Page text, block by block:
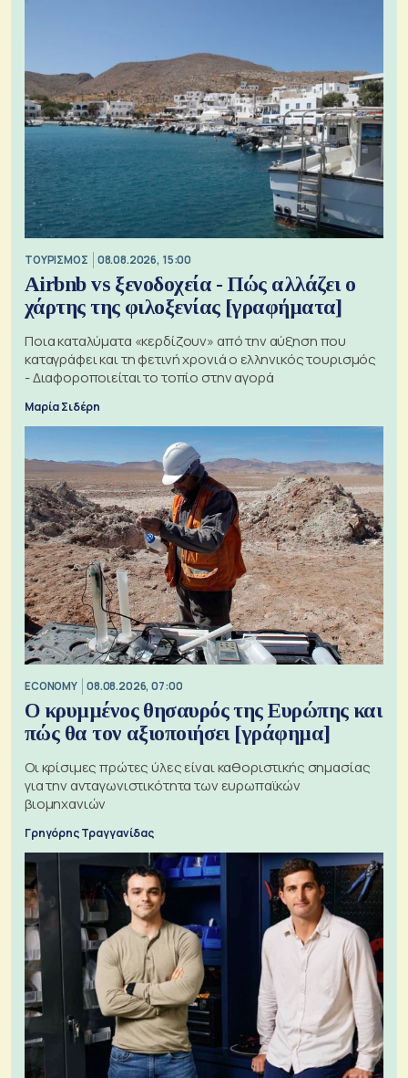
ΤΟΥΡΙΣΜΟΣ 08.08.2026, 15:00
Airbnb vs ξενοδοχεία - Πώς αλλάζει ο
χάρτης της φιλοξενίας [γραφήματα]
Ποια καταλύματα «κερδίζουν» από την αύξηση που
καταγράφει και τη φετινή χρονιά ο ελληνικός τουρισμός
- Διαφοροποιείται το τοπίο στην αγορά
Μαρία Σιδέρη
ECONOMY 08.08.2026, 07:00
Ο κρυμμένος θησαυρός της Ευρώπης και
πώς θα τον αξιοποιήσει [γράφημα]
Οι κρίσιμες πρώτες ύλες είναι καθοριστικής σημασίας
για την ανταγωνιστικότητα των ευρωπαϊκών
βιομηχανιών
Γρηγόρης Τραγγανίδας